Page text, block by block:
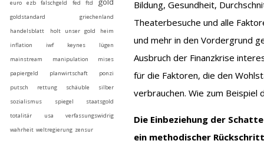
euro
ezb falschgeld fed ftd
goldstandard
griechenland
handelsblatt
holt unser gold heim
inflation
iwf keynes
lügen
mainstream
manipulation
mises
papiergeld
planwirtschaft
ponzi
putsch
rettung schäuble
silber
sozialismus
spiegel
staatsgold
totalitär
usa
verfassungswidrig
wahrheit weltregierung zensur
Bildung, Gesundheit,
Theaterbesuche und alle
und mehr in den Vordergrund
Ausbruch der Finanzkrise
für die Faktoren, die den
verbrauchen. Wie zum
Die Einbeziehung der
ein methodischer